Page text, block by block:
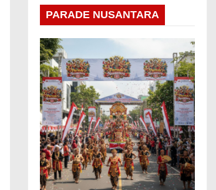
PARADE NUSANTARA